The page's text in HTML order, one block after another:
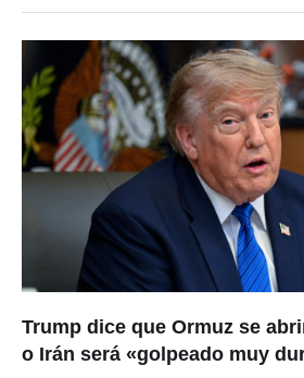
Trump dice que Ormuz se
o Irán será «golpeado muy